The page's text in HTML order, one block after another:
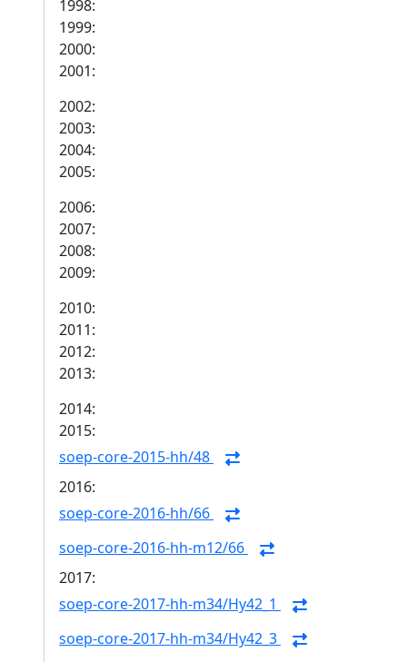
1998:
1999:
2000:
2001:
2002:
2003:
2004:
2005:
2006:
2007:
2008:
2009:
2010:
2011:
2012:
2013:
2014:
2015:
soep-core-2015-hh/48
2016:
soep-core-2016-hh/66
soep-core-2016-hh-m12/66
2017:
soep-core-2017-hh-m34/Hy42_1
soep-core-2017-hh-m34/Hy42_3